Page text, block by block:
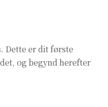
Dette er dit første
og begynd herefter